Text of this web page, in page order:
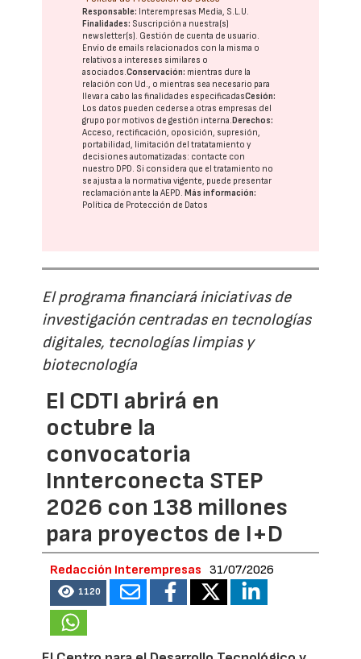
Responsable: Interempresas Media, S.L.U.
Finalidades: Suscripción a nuestra(s)
newsletter(s). Gestión de cuenta de usuario.
Envío de emails relacionados con la misma o
relativos a intereses similares o
asociados.Conservación: mientras dure la
relación con Ud., o mientras sea necesario para
llevar a cabo las finalidades especificadasCesión:
Los datos pueden cederse a otras empresas del
grupo por motivos de gestión interna.Derechos:
Acceso, rectificación, oposición, supresión,
portabilidad, limitación del tratatamiento y
decisiones automatizadas: contacte con
nuestro DPD. Si considera que el tratamiento no
se ajusta a la normativa vigente, puede presentar
reclamación ante laAEPD.Más información:
Política de Protección de Datos
El programa financiará iniciativas de
investigación centradas en tecnologías
digitales, tecnologías limpias y
biotecnología
El CDTI abrirá en
octubre la
convocatoria
Innterconecta STEP
2026 con 138 millones
para proyectos de I+D
Redacción Interempresas 31/07/2026
1120